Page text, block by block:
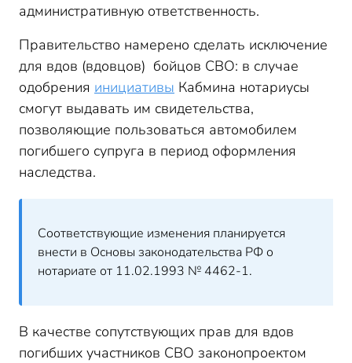
административную ответственность.
Правительство намерено сделать исключение
для вдов (вдовцов) бойцов СВО: в случае
одобрения инициативы Кабмина нотариусы
смогут выдавать им свидетельства,
позволяющие пользоваться автомобилем
погибшего супруга в период оформления
наследства.
Соответствующие изменения планируется
внести в Основы законодательства РФ о
нотариате от 11.02.1993 № 4462-1.
В качестве сопутствующих прав для вдов
погибших участников СВО законопроектом